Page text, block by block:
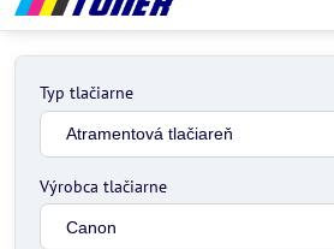
Typ tlačiarne
Výrobca tlačiarne